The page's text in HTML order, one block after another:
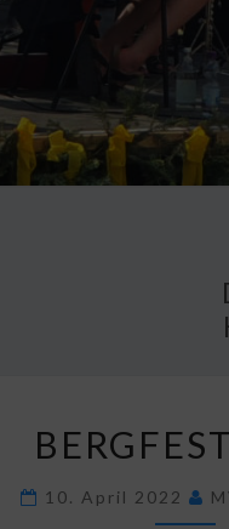
2022
10. April 2022